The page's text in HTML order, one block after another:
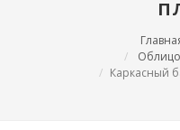
Каркасный